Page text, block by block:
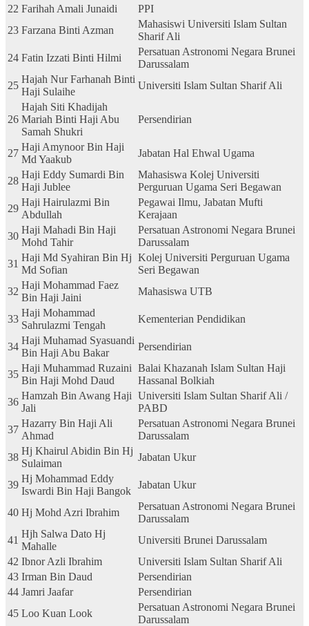
22 Farihah Amali Junaidi
PPI
23 Farzana Binti Azman
Mahasiswi Universiti Islam Sultan
Sharif Ali
24 Fatin Izzati Binti Hilmi
Persatuan Astronomi Negara Brunei
Darussalam
25
Hajah Nur Farhanah Binti
Haji Sulaihe
Universiti Islam Sultan Sharif Ali
26
Hajah Siti Khadijah
Mariah Binti Haji Abu
Samah Shukri
Persendirian
27
Haji Amynoor Bin Haji
Md Yaakub
Jabatan Hal Ehwal Ugama
28
Haji Eddy Sumardi Bin
Haji Jublee
Mahasiswa Kolej Universiti
Perguruan Ugama Seri Begawan
29
Haji Hairulazmi Bin
Abdullah
Pegawai Ilmu, Jabatan Mufti
Kerajaan
30
Haji Mahadi Bin Haji
Mohd Tahir
Persatuan Astronomi Negara Brunei
Darussalam
31
Haji Md Syahiran Bin Hj
Md Sofian
Kolej Universiti Perguruan Ugama
Seri Begawan
32
Haji Mohammad Faez
Bin Haji Jaini
Mahasiswa UTB
33
Haji Mohammad
Sahrulazmi Tengah
Kementerian Pendidikan
34
Haji Muhamad Syasuandi
Bin Haji Abu Bakar
Persendirian
35
Haji Muhammad Ruzaini
Bin Haji Mohd Daud
Balai Khazanah Islam Sultan Haji
Hassanal Bolkiah
36
Hamzah Bin Awang Haji
Jali
Universiti Islam Sultan Sharif Ali /
PABD
37
Hazarry Bin Haji Ali
Ahmad
Persatuan Astronomi Negara Brunei
Darussalam
38
Hj Khairul Abidin Bin Hj
Sulaiman
Jabatan Ukur
39
Hj Mohammad Eddy
Iswardi Bin Haji Bangok
Jabatan Ukur
40 Hj Mohd Azri Ibrahim
Persatuan Astronomi Negara Brunei
Darussalam
41
Hjh Salwa Dato Hj
Mahalle
Universiti Brunei Darussalam
42 Ibnor Azli Ibrahim
Universiti Islam Sultan Sharif Ali
43 Irman Bin Daud
Persendirian
44 Jamri Jaafar
Persendirian
45 Loo Kuan Look
Persatuan Astronomi Negara Brunei
Darussalam